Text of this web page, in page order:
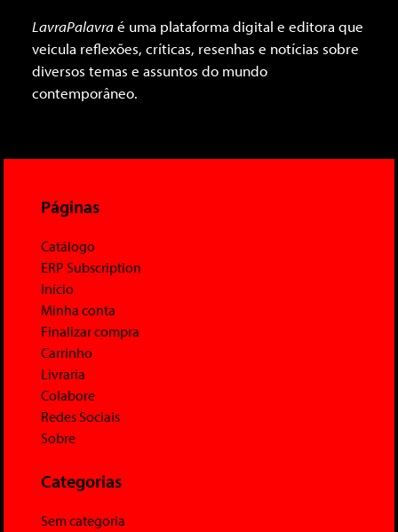
LavraPalavraé uma plataforma digital e editora que
veicula reflexões, críticas, resenhas e notícias sobre
diversos temas e assuntos do mundo
contemporâneo.
Páginas
Catálogo
ERP Subscription
Início
Minha conta
Finalizar compra
Carrinho
Livraria
Colabore
Redes Sociais
Sobre
Categorias
Sem categoria